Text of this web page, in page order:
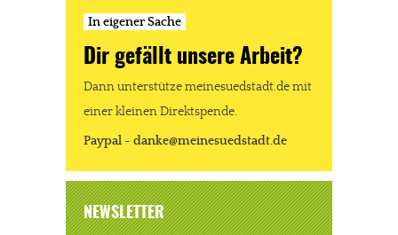
In eigener Sache
Dir gefällt unsere Arbeit?
Dann unterstütze meinesuedstadt.de mit
einer kleinen Direktspende.
Paypal - danke@meinesuedstadt.de
NEWSLETTER